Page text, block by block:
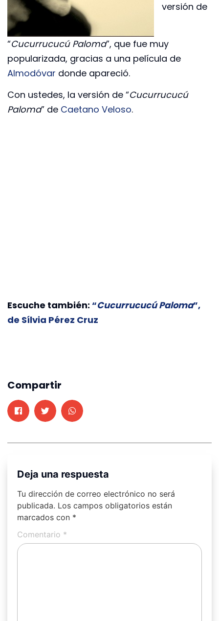
versión de
“Cucurrucucú Paloma”, que fue muy
popularizada, gracias a una película de
Almodóvar donde apareció.
Con ustedes, la versión de “Cucurrucucú
Paloma” de Caetano Veloso.
Escuche también: “Cucurrucucú Paloma”,
de Sílvia Pérez Cruz
Compartir
Deja una respuesta
Tu dirección de correo electrónico no será
publicada. Los campos obligatorios están
marcados con *
Comentario *